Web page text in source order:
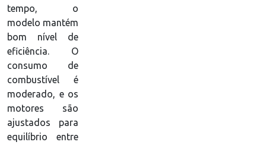
tempo, o
modelo mantém
bom nível de
eficiência. O
consumo de
combustível é
moderado, e os
motores são
ajustados para
equilíbrio entre